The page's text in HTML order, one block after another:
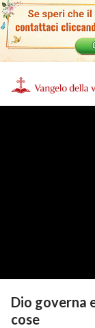
Dio governa
cose